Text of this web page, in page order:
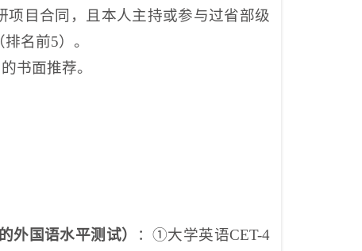
项目合同，且本人主持或参与过省部级
排名前5）。
的书面推荐。
外国语水平测试） ： ①大学英语CET-4